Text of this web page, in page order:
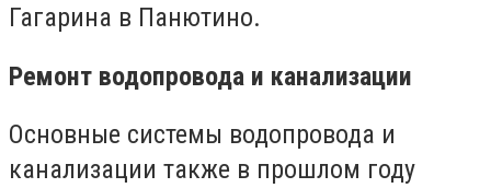
Гагарина в Панютино.
Ремонт водопровода и канализации
Основные системы водопровода и
канализации также в прошлом году